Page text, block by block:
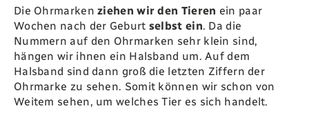
Die Ohrmarkenziehen wir den Tieren ein paar
Wochen nach der Geburt selbst ein‭. ‬Da die
Nummern auf den Ohrmarken sehr klein sind‭,
‬hängen wir ihnen ein Halsband um‭. ‬Auf dem
Halsband sind dann groß‭ ‬die letzten Ziffern der
Ohrmarke zu sehen‭. ‬Somit können wir schon von
Weitem sehen‭, ‬um welches Tier es sich handelt‭.‬